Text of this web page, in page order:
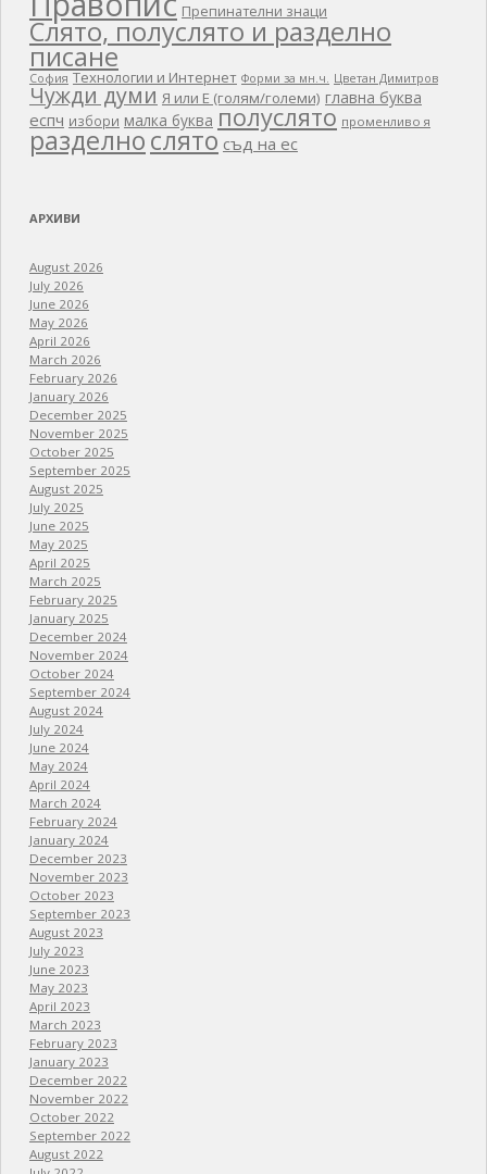
Препинателни знаци
Слято, полуслято и разделно
писане
София Технологии и Интернет Форми за мн.ч. Цветан Димитров
Чужди думи Я или Е (голям/големи) главна буква
еспч избори малка буква полуслято променливо я
разделнослято съд на ес
АРХИВИ
August 2026
July 2026
June 2026
May 2026
April 2026
March 2026
February 2026
January 2026
December 2025
November 2025
October 2025
September 2025
August 2025
July 2025
June 2025
May 2025
April 2025
March 2025
February 2025
January 2025
December 2024
November 2024
October 2024
September 2024
August 2024
July 2024
June 2024
May 2024
April 2024
March 2024
February 2024
January 2024
December 2023
November 2023
October 2023
September 2023
August 2023
July 2023
June 2023
May 2023
April 2023
March 2023
February 2023
January 2023
December 2022
November 2022
October 2022
September 2022
August 2022